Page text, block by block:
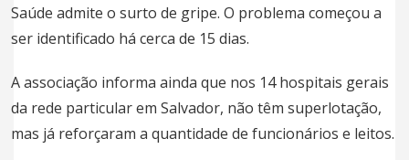
Saúde admite o surto de gripe. O problema começou a
ser identificado há cerca de 15 dias.
A associação informa ainda que nos 14 hospitais gerais
da rede particular em Salvador, não têm superlotação,
mas já reforçaram a quantidade de funcionários e leitos.